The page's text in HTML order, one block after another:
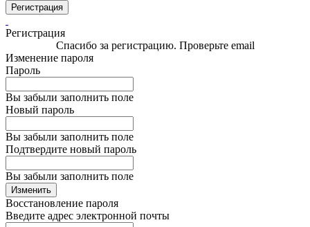
Регистрация
Регистрация
Спасибо за регистрацию. Проверьте email
Изменение пароля
Пароль
Вы забыли заполнить поле
Новый пароль
Вы забыли заполнить поле
Подтвердите новый пароль
Вы забыли заполнить поле
Изменить
Восстановление пароля
Введите адрес электронной почты